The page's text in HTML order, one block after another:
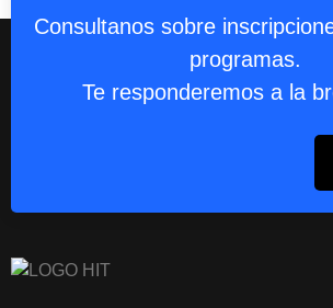
Consultanos sobre
programas.
Te responderemos a la